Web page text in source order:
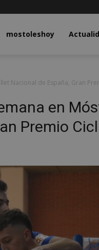
mostoleshoy
Nacional de España, Gran
en
Premio